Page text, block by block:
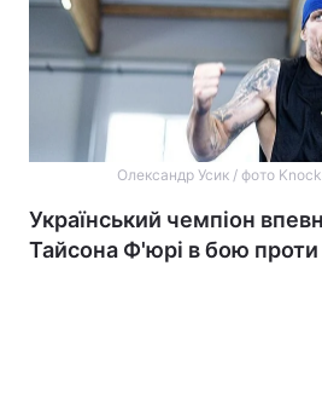
Олександр Усик / фото
Український чемпіон
Тайсона Ф'юрі в бою проти